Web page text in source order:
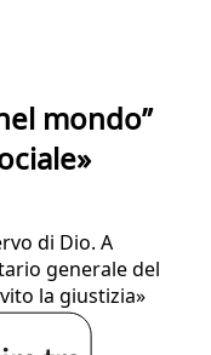
mondo”
di Dio. A
generale del
la giustizia»